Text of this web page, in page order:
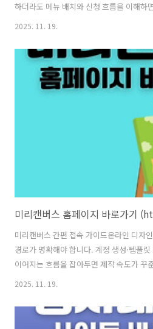
하더라도 메뉴 배치와 신청 흐름을 이해하
을 수 있어요. 회원 등록부터 연수 신청, 각
제 방식 등 세부 조건이 중요하므로, 저는
크포인트를 정리했습니다. 💡 협회 공식
사협회 홈페이지 🔗바로가기 한국사회복
흐름✅ 처음엔 메뉴 구조를 가볍게 훑어보
와 배너 공지가 핵심입니다. 상단은 협회
2025. 11. 19.
미리캔버스 간편 접속 가이드온라인 디자
경로가 명확해야 합니다. 계정 생성·템플
이어지는 흐름을 잡아두면 제작 속도가 꾸
버스 접속부터 협업 팁까지 핵심만 추려 정
인트를 단계별로 담았고, 자주 묻는 질문
없이 해결하도록 구성했어요. 💡 공식 웹
2025. 11. 19.